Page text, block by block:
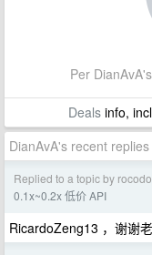
Per
Dealsinfo,
DianAvA's recent replies
Replied to a topic by
0.1x~0.2x 低价 API
RicardoZeng13 ，谢谢